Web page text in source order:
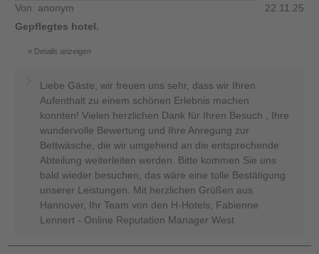
Von: anonym
22.11.25
Gepflegtes hotel.
Details anzeigen
Liebe Gäste, wir freuen uns sehr, dass wir Ihren
Aufenthalt zu einem schönen Erlebnis machen
konnten! Vielen herzlichen Dank für Ihren Besuch , Ihre
wundervolle Bewertung und Ihre Anregung zur
Bettwäsche, die wir umgehend an die entsprechende
Abteilung weiterleiten werden. Bitte kommen Sie uns
bald wieder besuchen, das wäre eine tolle Bestätigung
unserer Leistungen. Mit herzlichen Grüßen aus
Hannover, Ihr Team von den H-Hotels, Fabienne
Lennert - Online Reputation Manager West